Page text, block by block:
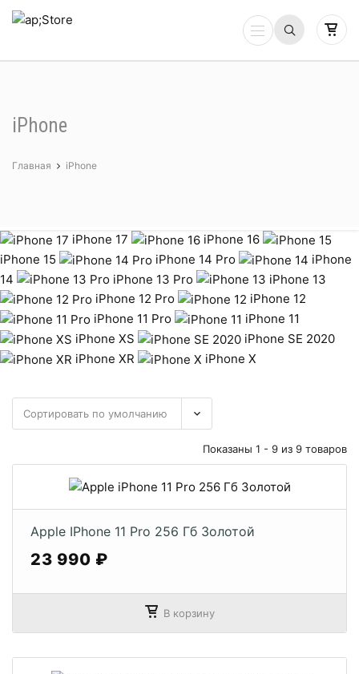
iPhone
Главная iPhone
iPhone 17
iPhone 16
iPhone 15
iPhone 14 Pro
iPhone
14
iPhone 13 Pro
iPhone 13
iPhone 12 Pro
iPhone 12
iPhone 11 Pro
iPhone 11
iPhone XS
iPhone SE 2020
iPhone XR
iPhone X
Показаны 1 - 9 из 9 товаров
Apple IPhone 11 Pro 256 Гб Золотой
23 990 ₽
В корзину